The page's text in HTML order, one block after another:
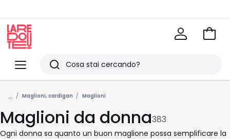
Menu
Redoute
Ricerca
Ultimi
articoli
visti
Vai
... Maglioni, cardigan Maglioni
Maglioni da donna383
Ogni donna sa quanto un buon maglione possa semplificare la